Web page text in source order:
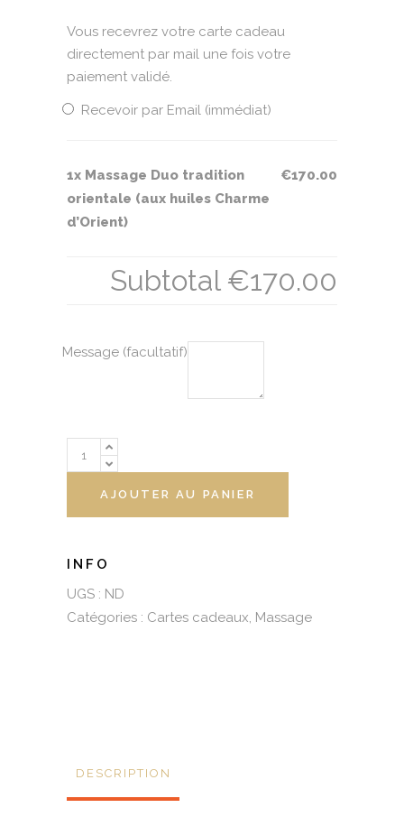
Vous recevrez votre carte cadeau
directement par mail une fois votre
paiement validé.
Recevoir par Email (immédiat)
1x Massage Duo tradition
orientale (aux huiles Charme
d’Orient)
€170.00
Subtotal €170.00
Message (facultatif)
Massage
Duo
tradition
orientale
huiles
Charme
d’Orient)
AJOUTER AU PANIER
UGS : ND
Catégories : Cartes cadeaux, Massage
DESCRIPTION